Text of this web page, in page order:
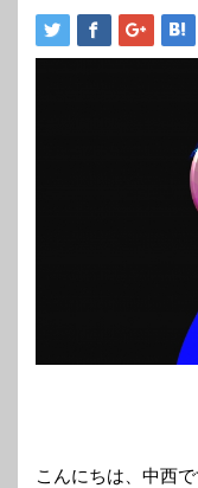
こんにちは、中西で